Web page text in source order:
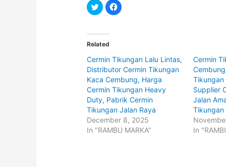
C
l
t
o
s
a
e
o
n
T
i
t
t
e
r
(
C
l
a
e
o
n
F
c
b
o
o
k
Related
Cermin Tikungan Lalu Lintas,
Distributor Cermin Tikungan
Kaca Cembung, Harga
Cermin Tikungan Heavy
Duty, Pabrik Cermin
Tikungan Jalan Raya
December 8, 2025
In "RAMBU MARKA"
Cermin
Tikungan
Supplier
Jalan
Tikungan
In